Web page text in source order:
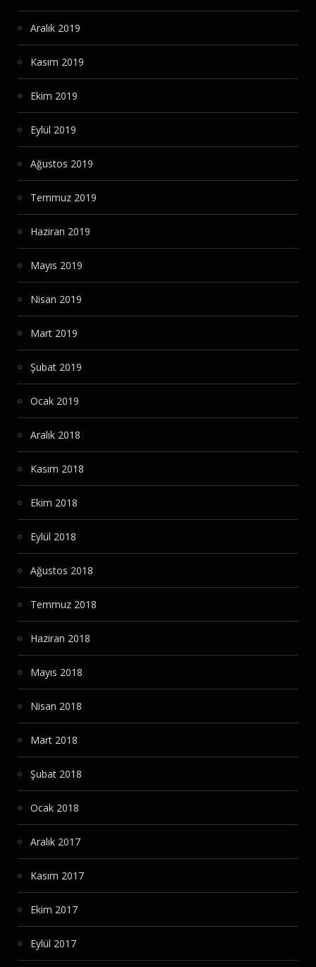
Aralık 2019
Kasım 2019
Ekim 2019
Eylül 2019
Ağustos 2019
Temmuz 2019
Haziran 2019
Mayıs 2019
Nisan 2019
Mart 2019
Şubat 2019
Ocak 2019
Aralık 2018
Kasım 2018
Ekim 2018
Eylül 2018
Ağustos 2018
Temmuz 2018
Haziran 2018
Mayıs 2018
Nisan 2018
Mart 2018
Şubat 2018
Ocak 2018
Aralık 2017
Kasım 2017
Ekim 2017
Eylül 2017